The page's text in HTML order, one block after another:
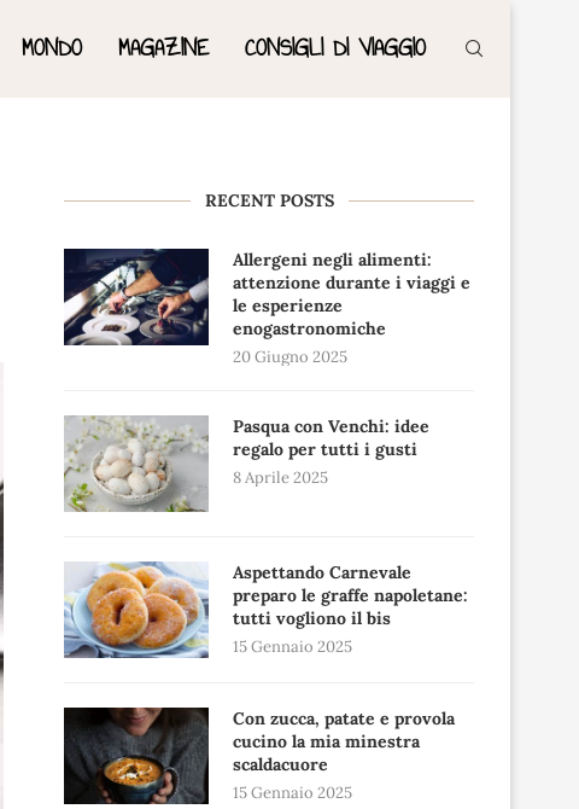
MONDO MAGAZINE CONSIGLI DI VIAGGIO
RECENT POSTS
Allergeni negli alimenti:
attenzione durante i viaggi e
le esperienze
enogastronomiche
20 Giugno 2025
Pasqua con Venchi: idee
regalo per tutti i gusti
8 Aprile 2025
Aspettando Carnevale
preparo le graffe napoletane:
tutti vogliono il bis
15 Gennaio 2025
Con zucca, patate e provola
cucino la mia minestra
scaldacuore
15 Gennaio 2025